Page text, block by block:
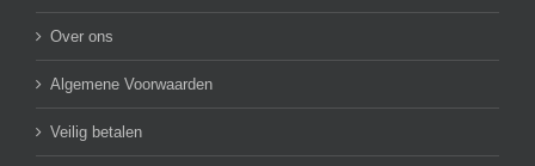
Over ons
Algemene Voorwaarden
Veilig betalen